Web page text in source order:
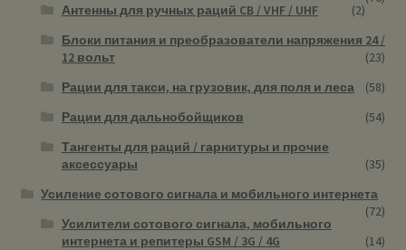
Антенны для ручных раций CB / VHF / UHF
(2)
Блоки питания и преобразователи напряжения 24 /
12 вольт
(23)
Рации для такси, на грузовик, для поля и леса
(58)
Рации для дальнобойщиков
(54)
Тангенты для раций / гарнитуры и прочие
аксессуары
(35)
Усиление сотового сигнала и мобильного интернета
(72)
Усилители сотового сигнала, мобильного
интернета и репитеры GSM / 3G / 4G
(14)